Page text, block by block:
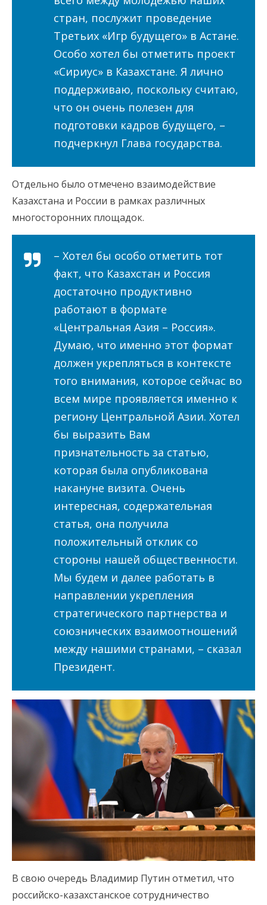
стран, послужит проведение
Третьих «Игр будущего» в Астане.
Особо хотел бы отметить проект
«Сириус» в Казахстане. Я лично
поддерживаю, поскольку считаю,
что он очень полезен для
подготовки кадров будущего, –
подчеркнул Глава государства.
Отдельно было отмечено взаимодействие
Казахстана и России в рамках различных
многосторонних площадок.
– Хотел бы особо отметить тот
факт, что Казахстан и Россия
достаточно продуктивно
работают в формате
«Центральная Азия – Россия».
Думаю, что именно этот формат
должен укрепляться в контексте
того внимания, которое сейчас во
всем мире проявляется именно к
региону Центральной Азии. Хотел
бы выразить Вам
признательность за статью,
которая была опубликована
накануне визита. Очень
интересная, содержательная
статья, она получила
положительный отклик со
стороны нашей общественности.
Мы будем и далее работать в
направлении укрепления
стратегического партнерства и
союзнических взаимоотношений
между нашими странами, – сказал
Президент.
В свою очередь Владимир Путин отметил, что
российско-казахстанское сотрудничество